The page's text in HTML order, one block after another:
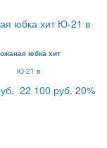
юбка хит
Ю-21 в
22 100 руб. 20%